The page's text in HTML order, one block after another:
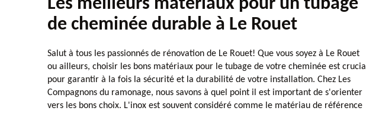
Les meilleurs matériaux pour un tubage
de cheminée durable à Le Rouet
Salut à tous les passionnés de rénovation de Le Rouet! Que vous soyez à Le Rouet
ou ailleurs, choisir les bons matériaux pour le tubage de votre cheminée est crucial
pour garantir à la fois la sécurité et la durabilité de votre installation. Chez Les
Compagnons du ramonage, nous savons à quel point il est important de s'orienter
vers les bons choix. L'inox est souvent considéré comme le matériau de référence